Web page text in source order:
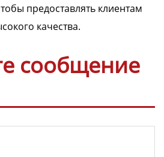
предоставлять клиентам
качества.
сообщение